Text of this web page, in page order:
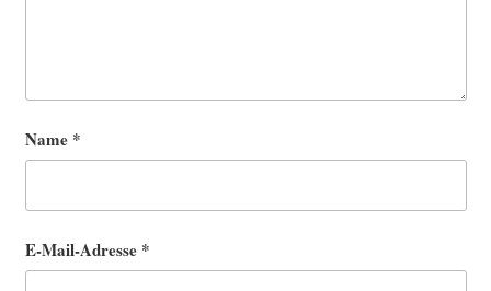
Name *
E-Mail-Adresse *